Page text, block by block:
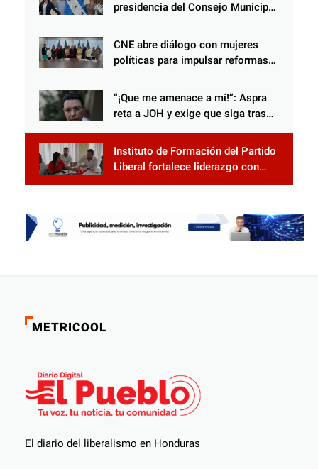
presidencia del Consejo Municipal
Censo Nacional 2026
CNE abre diálogo con mujeres
políticas para impulsar reformas
“¡Que me amenace a mí!”: Aspra
reta a JOH y exige que siga tras
Instituto de Formación del Partido
Liberal fortalece liderazgo con
jornadas de capacitación
METRICOOL
El diario del liberalismo en Honduras